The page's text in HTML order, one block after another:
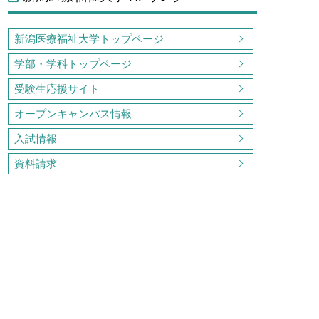
新潟医療福祉大学トップページ
学部・学科トップページ
受験生応援サイト
オープンキャンパス情報
入試情報
資料請求